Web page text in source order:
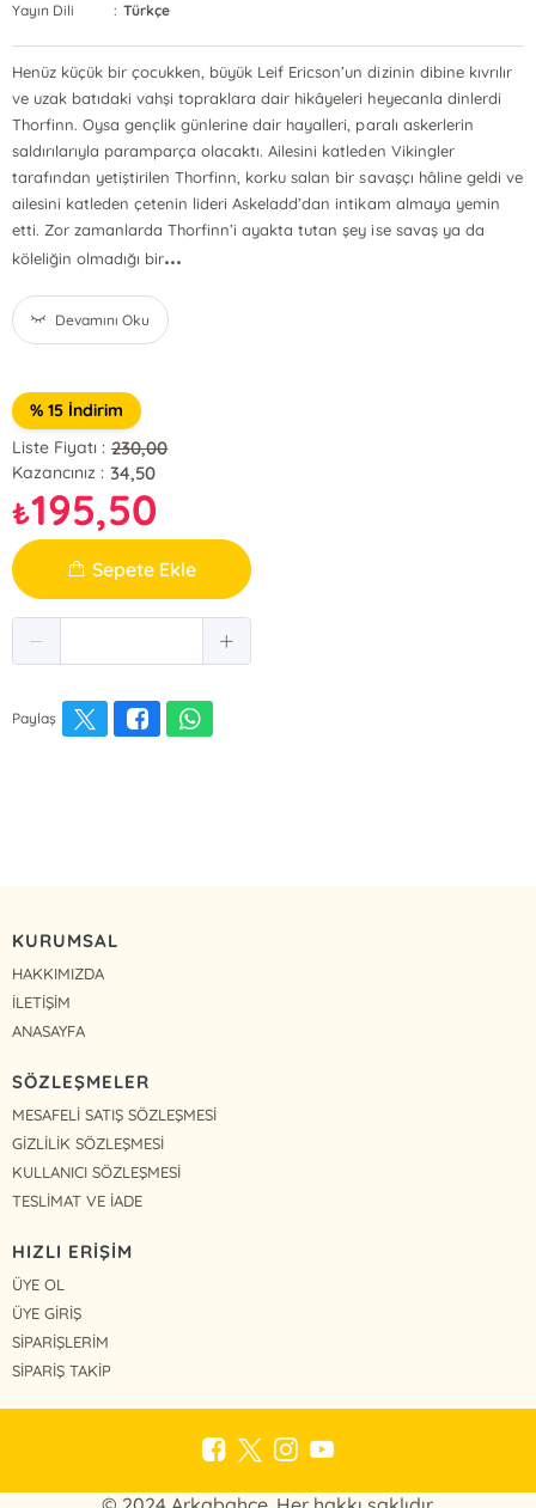
Yayın Dili
: Türkçe
Henüz küçük bir çocukken, büyük Leif Ericson’un dizinin dibine kıvrılır
ve uzak batıdaki vahşi topraklara dair hikâyeleri heyecanla dinlerdi
Thorfinn. Oysa gençlik günlerine dair hayalleri, paralı askerlerin
saldırılarıyla paramparça olacaktı. Ailesini katleden Vikingler
tarafından yetiştirilen Thorfinn, korku salan bir savaşçı hâline geldi ve
ailesini katleden çetenin lideri Askeladd’dan intikam almaya yemin
etti. Zor zamanlarda Thorfinn’i ayakta tutan şey ise savaş ya da
köleliğin olmadığı bir...
Devamını Oku
% 15 İndirim
Liste Fiyatı : 230,00
Kazancınız : 34,50
₺195,50
Sepete Ekle
Paylaş
KURUMSAL
HAKKIMIZDA
İLETİŞİM
ANASAYFA
SÖZLEŞMELER
MESAFELİ SATIŞ SÖZLEŞMESİ
GİZLİLİK SÖZLEŞMESİ
KULLANICI SÖZLEŞMESİ
TESLİMAT VE İADE
HIZLI ERİŞİM
ÜYE OL
ÜYE GİRİŞ
SİPARİŞLERİM
SİPARİŞ TAKİP